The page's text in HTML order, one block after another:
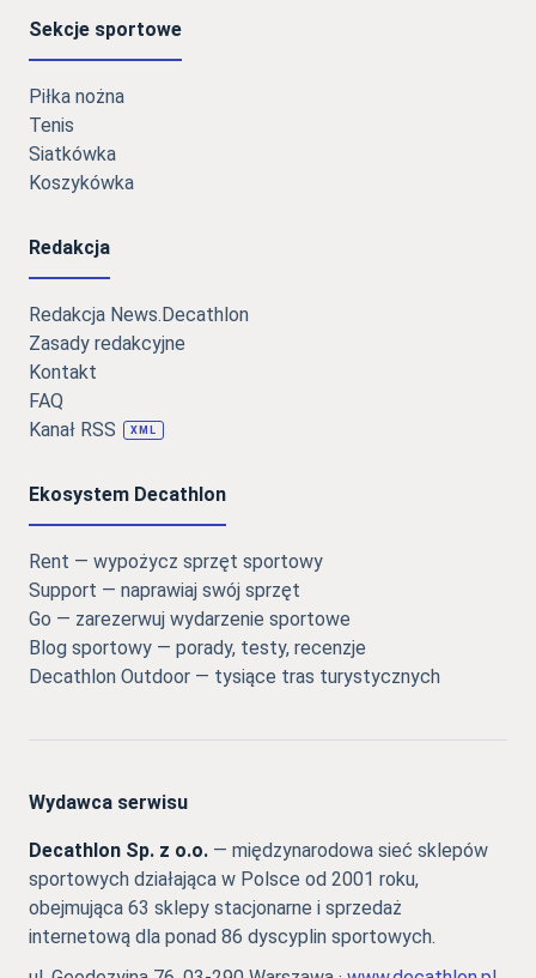
Sekcje sportowe
Piłka nożna
Tenis
Siatkówka
Koszykówka
Redakcja
Redakcja News.Decathlon
Zasady redakcyjne
Kontakt
FAQ
Kanał RSS
XML
Ekosystem Decathlon
Rent — wypożycz sprzęt sportowy
Support — naprawiaj swój sprzęt
Go — zarezerwuj wydarzenie sportowe
Blog sportowy — porady, testy, recenzje
Decathlon Outdoor — tysiące tras turystycznych
Wydawca serwisu
Decathlon Sp. z o.o. — międzynarodowa sieć sklepów
sportowych działająca w Polsce od 2001 roku,
obejmująca 63 sklepy stacjonarne i sprzedaż
internetową dla ponad 86 dyscyplin sportowych.